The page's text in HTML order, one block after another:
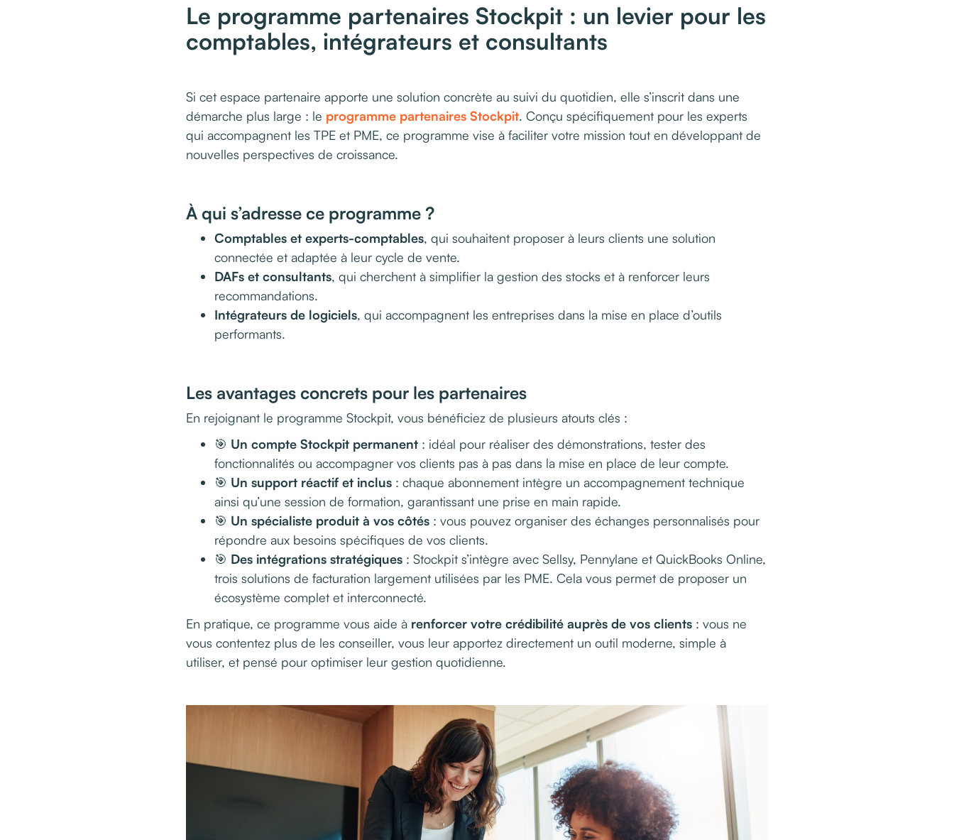
Le programme partenaires Stockpit : un levier pour les
comptables, intégrateurs et consultants
Si cet espace partenaire apporte une solution concrète au suivi du quotidien, elle s’inscrit dans une
démarche plus large : le programme partenaires Stockpit. Conçu spécifiquement pour les experts
qui accompagnent les TPE et PME, ce programme vise à faciliter votre mission tout en développant de
nouvelles perspectives de croissance.
À qui s’adresse ce programme ?
Comptables et experts-comptables, qui souhaitent proposer à leurs clients une solution
connectée et adaptée à leur cycle de vente.
DAFs et consultants, qui cherchent à simplifier la gestion des stocks et à renforcer leurs
recommandations.
Intégrateurs de logiciels, qui accompagnent les entreprises dans la mise en place d’outils
performants.
Les avantages concrets pour les partenaires
En rejoignant le programme Stockpit, vous bénéficiez de plusieurs atouts clés :
🎯 Un compte Stockpit permanent : idéal pour réaliser des démonstrations, tester des
fonctionnalités ou accompagner vos clients pas à pas dans la mise en place de leur compte.
🎯 Un support réactif et inclus : chaque abonnement intègre un accompagnement technique
ainsi qu’une session de formation, garantissant une prise en main rapide.
🎯 Un spécialiste produit à vos côtés : vous pouvez organiser des échanges personnalisés pour
répondre aux besoins spécifiques de vos clients.
🎯 Des intégrations stratégiques : Stockpit s’intègre avec Sellsy, Pennylane et QuickBooks Online,
trois solutions de facturation largement utilisées par les PME. Cela vous permet de proposer un
écosystème complet et interconnecté.
En pratique, ce programme vous aide à renforcer votre crédibilité auprès de vos clients : vous ne
vous contentez plus de les conseiller, vous leur apportez directement un outil moderne, simple à
utiliser, et pensé pour optimiser leur gestion quotidienne.